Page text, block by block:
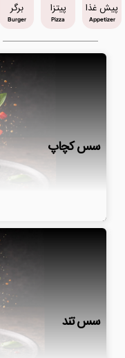
پیش غذا
Appetizer
پیتزا
Pizza
برگر
Burger
سس کچاپ
سس تند